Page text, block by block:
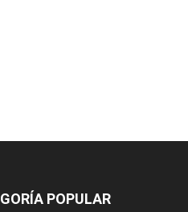
POPULAR